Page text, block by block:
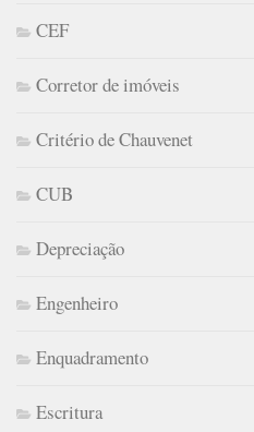
CEF
Corretor de imóveis
Critério de Chauvenet
CUB
Depreciação
Engenheiro
Enquadramento
Escritura